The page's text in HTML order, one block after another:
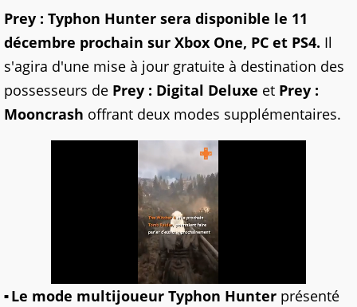
Prey : Typhon Hunter sera disponible le 11
décembre prochain sur Xbox One, PC et PS4. Il
s'agira d'une mise à jour gratuite à destination des
possesseurs de Prey : Digital Deluxe et Prey :
Mooncrash offrant deux modes supplémentaires.
Le mode multijoueur Typhon Hunter présenté